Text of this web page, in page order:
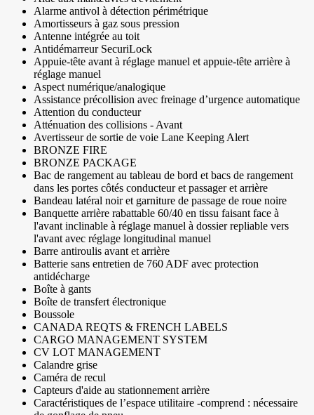
Alarme antivol à détection périmétrique
Amortisseurs à gaz sous pression
Antenne intégrée au toit
Antidémarreur SecuriLock
Appuie-tête avant à réglage manuel et appuie-tête arrière à
réglage manuel
Aspect numérique/analogique
Assistance précollision avec freinage d’urgence automatique
Attention du conducteur
Atténuation des collisions - Avant
Avertisseur de sortie de voie Lane Keeping Alert
BRONZE FIRE
BRONZE PACKAGE
Bac de rangement au tableau de bord et bacs de rangement
dans les portes côtés conducteur et passager et arrière
Bandeau latéral noir et garniture de passage de roue noire
Banquette arrière rabattable 60/40 en tissu faisant face à
l'avant inclinable à réglage manuel à dossier repliable vers
l'avant avec réglage longitudinal manuel
Barre antiroulis avant et arrière
Batterie sans entretien de 760 ADF avec protection
antidécharge
Boîte à gants
Boîte de transfert électronique
Boussole
CANADA REQTS & FRENCH LABELS
CARGO MANAGEMENT SYSTEM
CV LOT MANAGEMENT
Calandre grise
Caméra de recul
Capteurs d'aide au stationnement arrière
Caractéristiques de l’espace utilitaire -comprend : nécessaire